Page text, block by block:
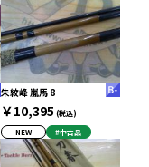
朱紋峰 嵐馬 8
￥10,395 (税込)
NEW
#中古品